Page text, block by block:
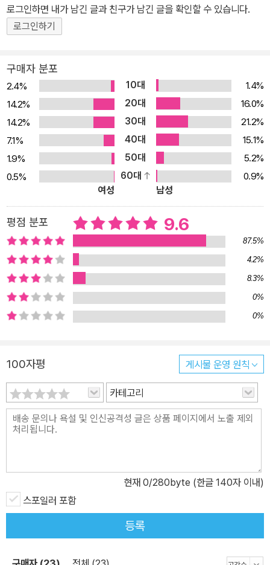
로그인하면 내가 남긴 글과 친구가 남긴 글을 확인할 수 있습니다.
로그인하기
구매자 분포
2.4% 10대
1.4%
14.2%
20대
16.0%
14.2%
30대
21.2%
7.1%
40대
15.1%
1.9%
50대
5.2%
0.5%
60대
0.9%
여성
남성
평점 분포 9.6
87.5%
4.2%
8.3%
0%
0%
100자평 게시물 운영 원칙
카테고리
현재 0/280byte (한글 140자 이내)
스포일러 포함
등록